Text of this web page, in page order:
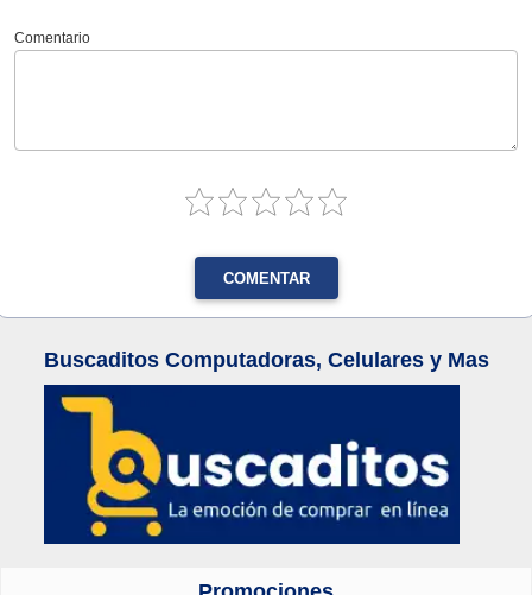
Comentario
COMENTAR
Buscaditos Computadoras, Celulares y Mas